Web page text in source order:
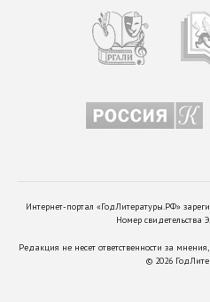
Интернет-портал «ГодЛитературы.РФ»
Номер свидетельства
Редакция не несет ответственности за
© 2026